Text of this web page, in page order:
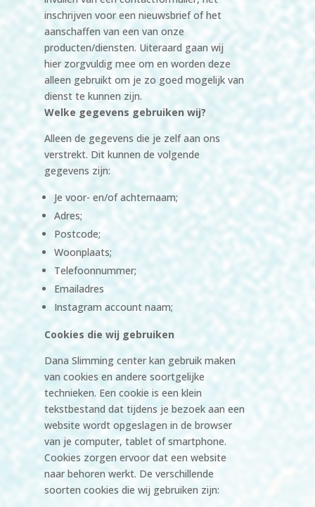
inschrijven voor een nieuwsbrief of het
aanschaffen van een van onze
producten/diensten. Uiteraard gaan wij
hier zorgvuldig mee om en worden deze
alleen gebruikt om je zo goed mogelijk van
dienst te kunnen zijn.
Welke gegevens gebruiken wij?
Alleen de gegevens die je zelf aan ons
verstrekt. Dit kunnen de volgende
gegevens zijn:
Je voor- en/of achternaam;
Adres;
Postcode;
Woonplaats;
Telefoonnummer;
Emailadres
Instagram account naam;
Cookies die wij gebruiken
Dana Slimming center kan gebruik maken
van cookies en andere soortgelijke
technieken. Een cookie is een klein
tekstbestand dat tijdens je bezoek aan een
website wordt opgeslagen in de browser
van je computer, tablet of smartphone.
Cookies zorgen ervoor dat een website
naar behoren werkt. De verschillende
soorten cookies die wij gebruiken zijn: